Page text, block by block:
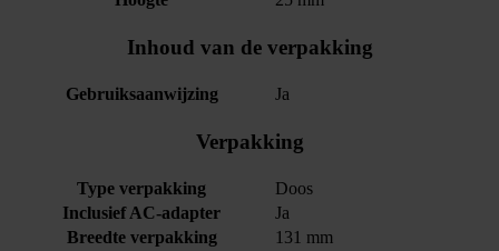
Inhoud van de verpakking
Gebruiksaanwijzing Ja
Verpakking
Type verpakking
Doos
Inclusief AC-adapter
Ja
Breedte verpakking
131 mm